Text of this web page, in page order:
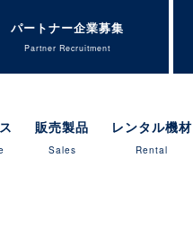
パートナー企業募集
Partner Recruitment
販売製品
Sales
レンタル機材
Rental